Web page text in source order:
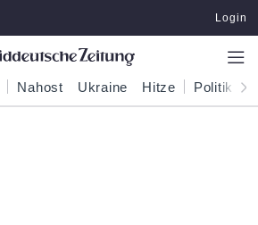
Login
Nahost Ukraine Hitze Politik